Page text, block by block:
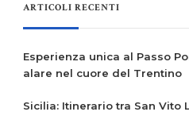
ARTICOLI RECENTI
Esperienza unica al Passo
alare nel cuore del Trentino
Sicilia: Itinerario tra San Vito